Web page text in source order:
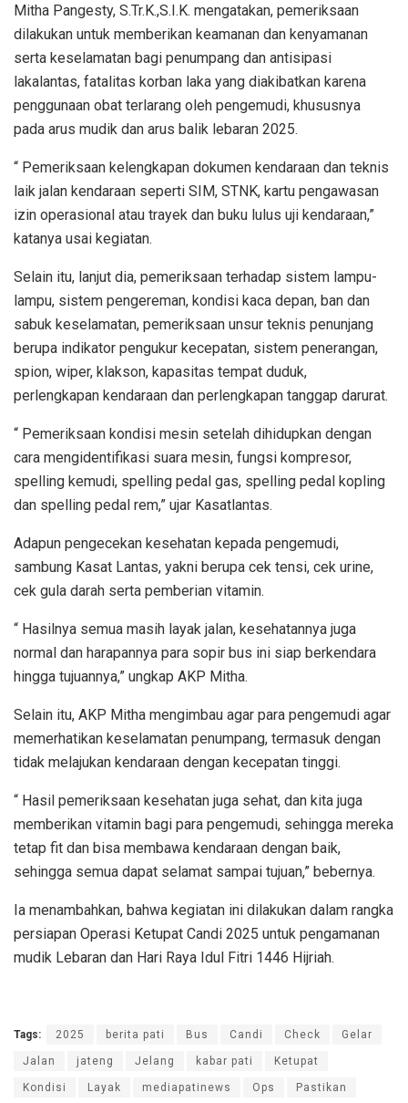
Mitha Pangesty, S.Tr.K.,S.I.K. mengatakan, pemeriksaan
dilakukan untuk memberikan keamanan dan kenyamanan
serta keselamatan bagi penumpang dan antisipasi
lakalantas, fatalitas korban laka yang diakibatkan karena
penggunaan obat terlarang oleh pengemudi, khususnya
pada arus mudik dan arus balik lebaran 2025.
“ Pemeriksaan kelengkapan dokumen kendaraan dan teknis
laik jalan kendaraan seperti SIM, STNK, kartu pengawasan
izin operasional atau trayek dan buku lulus uji kendaraan,”
katanya usai kegiatan.
Selain itu, lanjut dia, pemeriksaan terhadap sistem lampu-
lampu, sistem pengereman, kondisi kaca depan, ban dan
sabuk keselamatan, pemeriksaan unsur teknis penunjang
berupa indikator pengukur kecepatan, sistem penerangan,
spion, wiper, klakson, kapasitas tempat duduk,
perlengkapan kendaraan dan perlengkapan tanggap darurat.
“ Pemeriksaan kondisi mesin setelah dihidupkan dengan
cara mengidentifikasi suara mesin, fungsi kompresor,
spelling kemudi, spelling pedal gas, spelling pedal kopling
dan spelling pedal rem,” ujar Kasatlantas.
Adapun pengecekan kesehatan kepada pengemudi,
sambung Kasat Lantas, yakni berupa cek tensi, cek urine,
cek gula darah serta pemberian vitamin.
“ Hasilnya semua masih layak jalan, kesehatannya juga
normal dan harapannya para sopir bus ini siap berkendara
hingga tujuannya,” ungkap AKP Mitha.
Selain itu, AKP Mitha mengimbau agar para pengemudi agar
memerhatikan keselamatan penumpang, termasuk dengan
tidak melajukan kendaraan dengan kecepatan tinggi.
“ Hasil pemeriksaan kesehatan juga sehat, dan kita juga
memberikan vitamin bagi para pengemudi, sehingga mereka
tetap fit dan bisa membawa kendaraan dengan baik,
sehingga semua dapat selamat sampai tujuan,” bebernya.
Ia menambahkan, bahwa kegiatan ini dilakukan dalam rangka
persiapan Operasi Ketupat Candi 2025 untuk pengamanan
mudik Lebaran dan Hari Raya Idul Fitri 1446 Hijriah.
Tags: 2025 berita pati Bus Candi Check Gelar
Jalan jateng Jelang kabar pati Ketupat
Kondisi Layak mediapatinews Ops Pastikan